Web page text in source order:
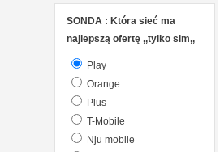
SONDA : Która sieć ma
najlepszą ofertę ,,tylko sim,,
Play
Orange
Plus
T-Mobile
Nju mobile